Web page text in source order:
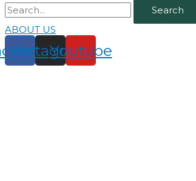
Search
ABOUT US
Instagram
Youtube